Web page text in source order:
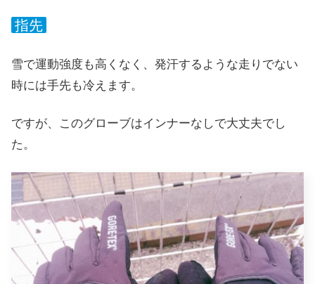
指先
雪で運動強度も高くなく、発汗するような走りでない
時には手先も冷えます。
ですが、このグローブはインナーなしで大丈夫でし
た。